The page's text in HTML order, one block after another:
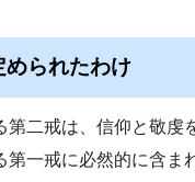
られたわけ
二戒は、信仰と敬虔
第一戒に必然的に含ま